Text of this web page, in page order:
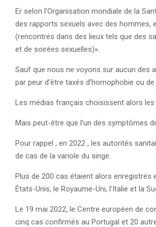
Er selon l’Organisation mondiale de la
des rapports sexuels avec des hommes,
(rencontrés dans des lieux tels que des
et de soirées sexuelles)».
Sauf que nous ne voyons sur aucun des
par peur d’être taxés d’homophobie ou
Les médias français choisissent alors
Mais peut-être que l’un des symptômes
Pour rappel , en 2022 , les autorités
de cas de la variole du singe.
Plus de 200 cas étaient alors enregistrés
États-Unis, le Royaume-Uni, l’Italie et la
Le 19 mai 2022, le Centre européen de
cinq cas confirmés au Portugal et 20